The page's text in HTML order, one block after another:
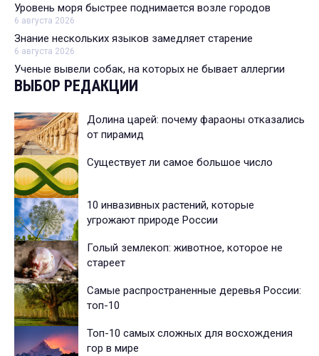
Уровень моря быстрее поднимается возле городов
6 августа 2026
Знание нескольких языков замедляет старение
6 августа 2026
Ученые вывели собак, на которых не бывает аллергии
ВЫБОР РЕДАКЦИИ
Долина царей: почему фараоны отказались
от пирамид
Существует ли самое большое число
10 инвазивных растений, которые
угрожают природе России
Голый землекоп: животное, которое не
стареет
Самые распространенные деревья России:
топ-10
Топ-10 самых сложных для восхождения
гор в мире